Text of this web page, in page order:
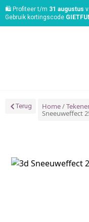
🛍️ Profiteer t/m 31 augustus
Gebruik kortingscode
Terug Home/
Sneeuweffect